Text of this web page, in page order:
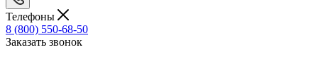
Телефоны
8 (800) 550-68-50
Заказать звонок